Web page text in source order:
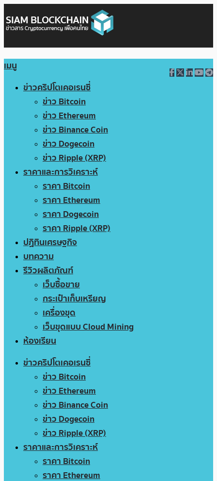
เมนู
ข่าวคริปโตเคอเรนซี่
ข่าว Bitcoin
ข่าว Ethereum
ข่าว Binance Coin
ข่าว Dogecoin
ข่าว Ripple (XRP)
ราคาและการวิเคราะห์
ราคา Bitcoin
ราคา Ethereum
ราคา Dogecoin
ราคา Ripple (XRP)
ปฏิทินเศรษฐกิจ
บทความ
รีวิวผลิตภัณฑ์
เว็บซื้อขาย
กระเป๋าเก็บเหรียญ
เครื่องขุด
เว็บขุดแบบ Cloud Mining
ห้องเรียน
ข่าวคริปโตเคอเรนซี่
ข่าว Bitcoin
ข่าว Ethereum
ข่าว Binance Coin
ข่าว Dogecoin
ข่าว Ripple (XRP)
ราคาและการวิเคราะห์
ราคา Bitcoin
ราคา Ethereum